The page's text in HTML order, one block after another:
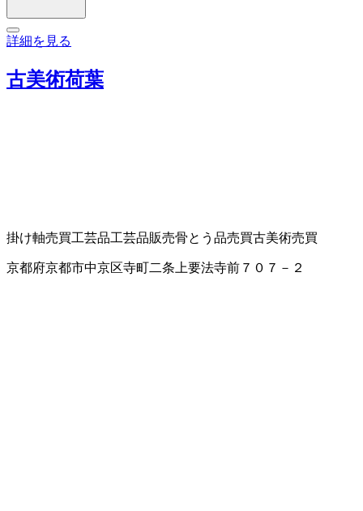
詳細を見る
古美術荷葉
掛け軸売買工芸品工芸品販売骨とう品売買古美術売買
京都府京都市中京区寺町二条上要法寺前７０７－２